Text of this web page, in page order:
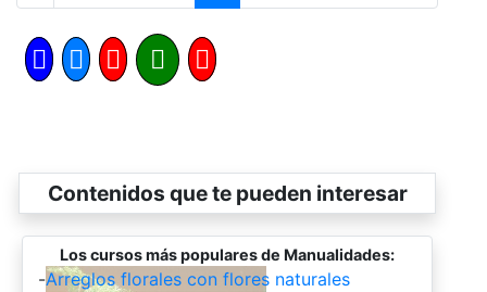
Contenidos que te pueden interesar
Los cursos más populares de Manualidades:
-Arreglos florales con flores naturales